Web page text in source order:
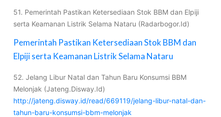
51. Pemerintah Pastikan Ketersediaan Stok BBM dan Elpiji
serta Keamanan Listrik Selama Nataru (Radarbogor.Id)
Pemerintah Pastikan Ketersediaan Stok BBM dan
Elpiji serta Keamanan Listrik Selama Nataru
52. Jelang Libur Natal dan Tahun Baru Konsumsi BBM
Melonjak (Jateng.Disway.Id)
http://jateng.disway.id/read/669119/jelang-libur-natal-dan-
tahun-baru-konsumsi-bbm-melonjak